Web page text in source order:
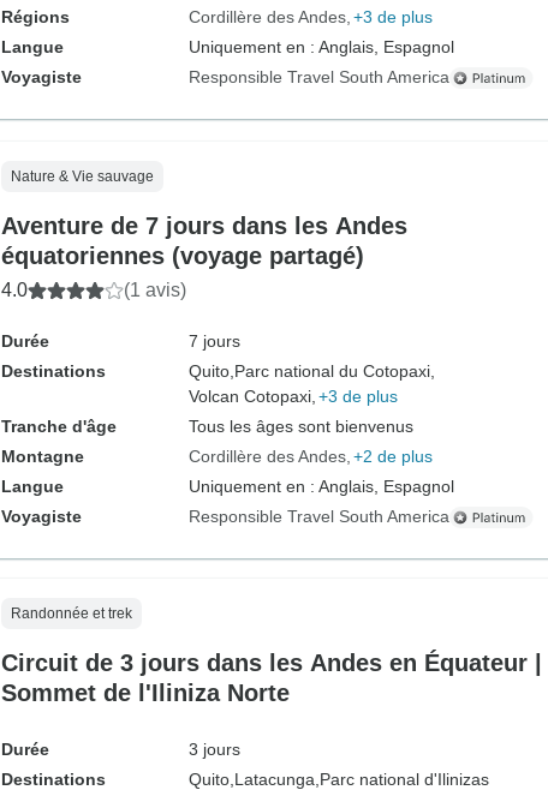
Régions
Cordillère des Andes +3 de plus
Langue
Uniquement en : Anglais, Espagnol
Voyagiste
Responsible Travel South America
Nature & Vie sauvage
Aventure de 7 jours dans les Andes
équatoriennes (voyage partagé)
4.0 (1 avis)
Durée
7 jours
Destinations
Quito, Parc national du Cotopaxi,
Volcan Cotopaxi, +3 de plus
Tranche d'âge
Tous les âges sont bienvenus
Montagne
Cordillère des Andes +2 de plus
Langue
Uniquement en : Anglais, Espagnol
Voyagiste
Responsible Travel South America
Randonnée et trek
Circuit de 3 jours dans les Andes en Équateur |
Sommet de l'Iliniza Norte
Durée
3 jours
Destinations
Quito, Latacunga, Parc national d'Ilinizas